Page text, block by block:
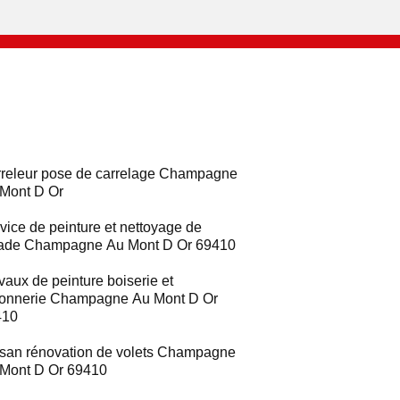
pose de carrelage Champagne
D Or
de peinture et nettoyage de
Champagne Au Mont D Or 69410
de peinture boiserie et
Champagne Au Mont D Or
rénovation de volets Champagne
D Or 69410